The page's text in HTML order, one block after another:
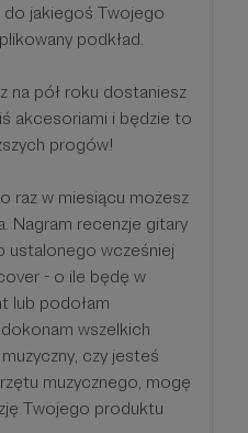
do jakiegoś Twojego
podkład.
na pół roku dostaniesz
akcesoriami i będzie to
progów!
raz w miesiącu możesz
Nagram recenzje gitary
ustalonego wcześniej
- o ile będę w
lub podołam
wszelkich
czy jesteś
muzycznego, mogę
Twojego produktu